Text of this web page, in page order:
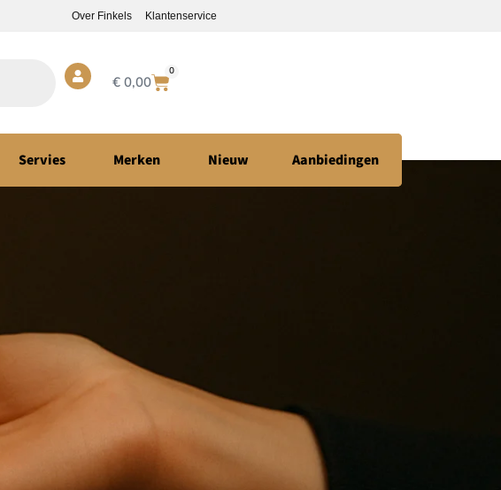
Over Finkels Klantenservice
€ 0,00
0
Servies Merken Nieuw Aanbiedingen